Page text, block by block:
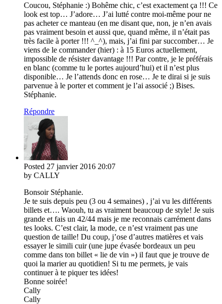
Coucou, Stéphanie :) Bohême chic, c’est exactement ça !!! Ce
look est top… J’adore… J’ai lutté contre moi-même pour ne
pas acheter ce manteau (en me disant que, non, je n’en avais
pas vraiment besoin et aussi que, quand même, il n’était pas
très facile à porter !!! ^_^), mais, j’ai fini par succomber… Je
viens de le commander (hier) : à 15 Euros actuellement,
impossible de résister davantage !!! Par contre, je le préférais
en blanc (comme tu le portes aujourd’hui) et il n’est plus
disponible… Je l’attends donc en rose… Je te dirai si je suis
parvenue à le porter et comment je l’ai associé ;) Bises.
Stéphanie.
Répondre
Posted 27 janvier 2016 20:07
by CALLY
Bonsoir Stéphanie.
Je te suis depuis peu (3 ou 4 semaines) , j’ai vu les différents
billets et…. Waouh, tu as vraiment beaucoup de style! Je suis
grande et fais un 42/44 mais je me reconnais carrément dans
tes looks. C’est clair, la mode, ce n’est vraiment pas une
question de taille! Du coup, j’ose d’autres matières et vais
essayer le simili cuir (une jupe évasée bordeaux un peu
comme dans ton billet « lie de vin ») il faut que je trouve de
quoi la marier au quotidien! Si tu me permets, je vais
continuer à te piquer tes idées!
Bonne soirée!
Cally
Cally